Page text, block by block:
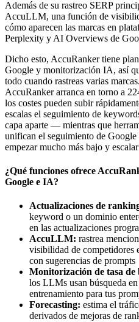
Además de su rastreo SERP
AccuLLM, una función de
cómo aparecen las marcas en
Perplexity y AI Overviews de
Dicho esto, AccuRanker tiene
Google y monitorización IA, así
todo cuando rastreas varias
AccuRanker arranca en torno a
los costes pueden subir
escalas el seguimiento de
capa aparte — mientras que
unifican el seguimiento de
empezar mucho más bajo y
¿Qué funciones ofrece
Google e IA?
Actualizaciones de
keyword o un dominio
en las actualizaciones
AccuLLM: rastrea
visibilidad de competidores
con sugerencias de prompts
Monitorización de tasa de
los LLMs usan búsqueda
entrenamiento para tus
Forecasting: estima el
derivados de mejoras de